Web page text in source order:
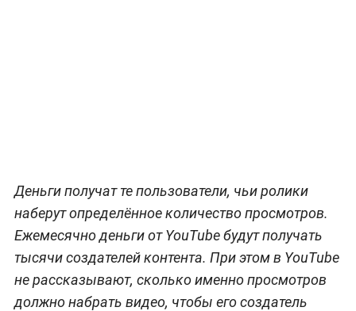
Деньги получат те пользователи, чьи ролики
наберут определённое количество просмотров.
Ежемесячно деньги от YouTube будут получать
тысячи создателей контента. При этом в YouTube
не рассказывают, сколько именно просмотров
должно набрать видео, чтобы его создатель